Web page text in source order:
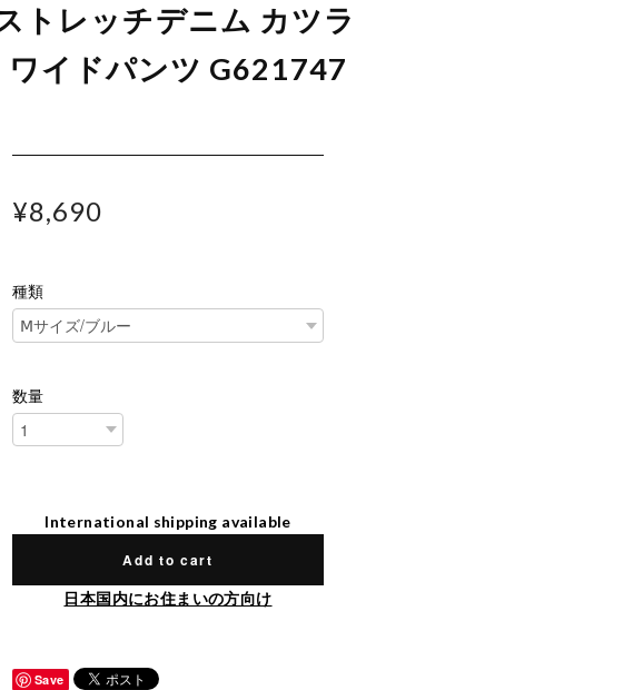
トレッチデニム カツラ
イドパンツ G621747
¥8,690
種類
数量
International shipping available
Add to cart
日本国内にお住まいの方向け
Save